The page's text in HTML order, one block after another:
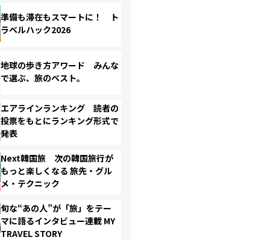
準備も滞在もスマートに！ ト
ラベルハック2026
地球の歩き方アワード みんな
で選ぶ、旅のベスト。
エアラインランキング 読者の
投票をもとにランキング形式で
発表
Next韓国旅 次の韓国旅行が
もっと楽しくなる 旅先・グル
メ・テクニック
旬な“あの人”が「旅」をテー
マに語るインタビュー連載 MY
TRAVEL STORY